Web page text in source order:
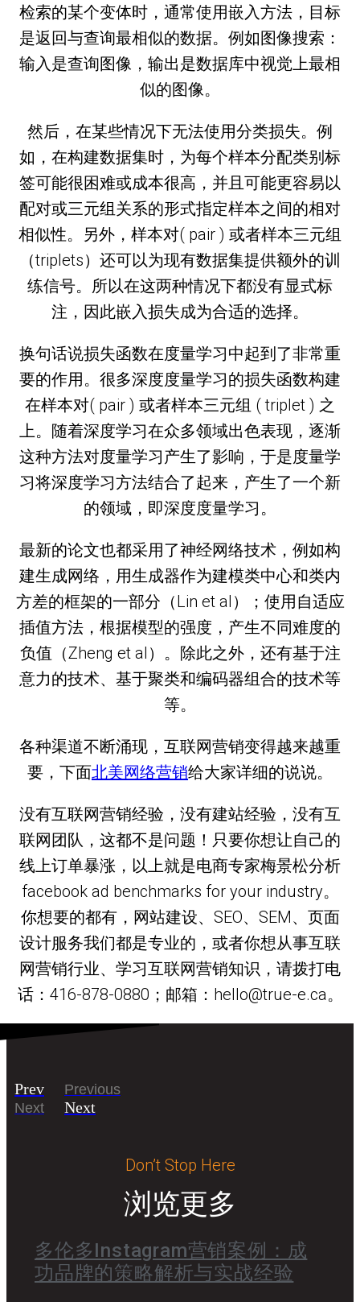
检索的某个变体时，通常使用嵌入方法，目标
是返回与查询最相似的数据。例如图像搜索：
输入是查询图像，输出是数据库中视觉上最相
似的图像。
然后，在某些情况下无法使用分类损失。例
如，在构建数据集时，为每个样本分配类别标
签可能很困难或成本很高，并且可能更容易以
配对或三元组关系的形式指定样本之间的相对
相似性。另外，样本对( pair ) 或者样本三元组
（triplets）还可以为现有数据集提供额外的训
练信号。所以在这两种情况下都没有显式标
注，因此嵌入损失成为合适的选择。
换句话说损失函数在度量学习中起到了非常重
要的作用。很多深度度量学习的损失函数构建
在样本对( pair ) 或者样本三元组 ( triplet ) 之
上。随着深度学习在众多领域出色表现，逐渐
这种方法对度量学习产生了影响，于是度量学
习将深度学习方法结合了起来，产生了一个新
的领域，即深度度量学习。
最新的论文也都采用了神经网络技术，例如构
建生成网络，用生成器作为建模类中心和类内
方差的框架的一部分（Lin et al）；使用自适应
插值方法，根据模型的强度，产生不同难度的
负值（Zheng et al）。除此之外，还有基于注
意力的技术、基于聚类和编码器组合的技术等
等。
各种渠道不断涌现，互联网营销变得越来越重
要，下面北美网络营销给大家详细的说说。
没有互联网营销经验，没有建站经验，没有互
联网团队，这都不是问题！只要你想让自己的
线上订单暴涨，以上就是电商专家梅景松分析
facebook ad benchmarks for your industry。
你想要的都有，网站建设、SEO、SEM、页面
设计服务我们都是专业的，或者你想从事互联
网营销行业、学习互联网营销知识，请拨打电
话：416-878-0880；邮箱：hello@true-e.ca。
Prev
Previous
Next
Next
Don’t Stop Here
浏览更多
多伦多Instagram营销案例：成
功品牌的策略解析与实战经验